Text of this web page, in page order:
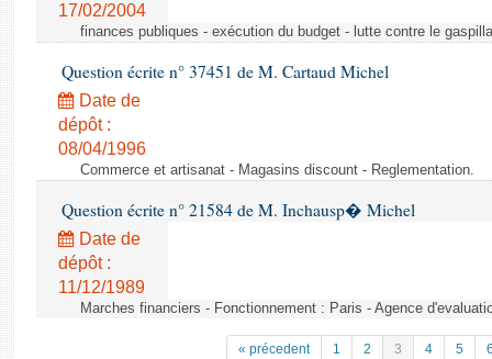
17/02/2004
finances publiques - exécution du budget - lutte contre le
Question écrite n° 37451 de M. Cartaud Michel
Date de
dépôt :
08/04/1996
Commerce et artisanat - Magasins discount - Reglementation.
Question écrite n° 21584 de M. Inchausp� Michel
Date de
dépôt :
11/12/1989
Marches financiers - Fonctionnement : Paris - Agence
« précedent 1 2 3 4 5